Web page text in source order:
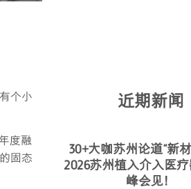
个小
度融
固态
近期新闻
30+大咖苏州论道“新材
2026苏州植入介入医
峰会见！